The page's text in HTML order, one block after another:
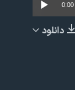
0:00
دانلود